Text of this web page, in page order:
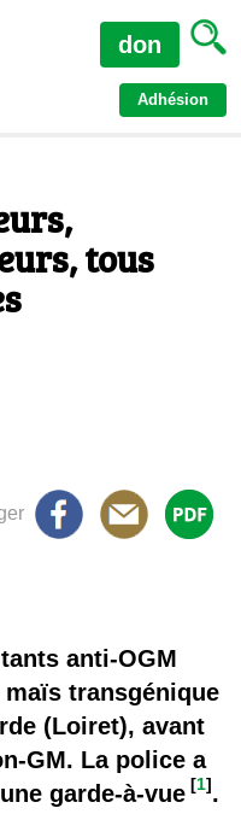
Adhésion
don
tous
anti-OGM
transgénique
(Loiret), avant
GM. La police a
garde-à-vue [1].